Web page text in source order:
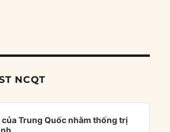
NCQT
Trung Quốc nhằm thống trị